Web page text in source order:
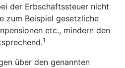
der Erbschaftssteuer nicht
zum Beispiel gesetzliche
etc., mindern den
1
über den genannten